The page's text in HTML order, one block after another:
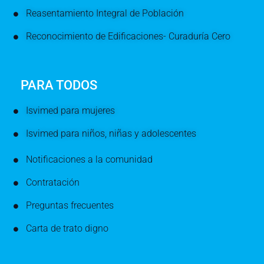
Reasentamiento Integral de Población
Reconocimiento de Edificaciones- Curaduría Cero
PARA TODOS
Isvimed para mujeres
Isvimed para niños, niñas y adolescentes
Notificaciones a la comunidad
Contratación
Preguntas frecuentes
Carta de trato digno